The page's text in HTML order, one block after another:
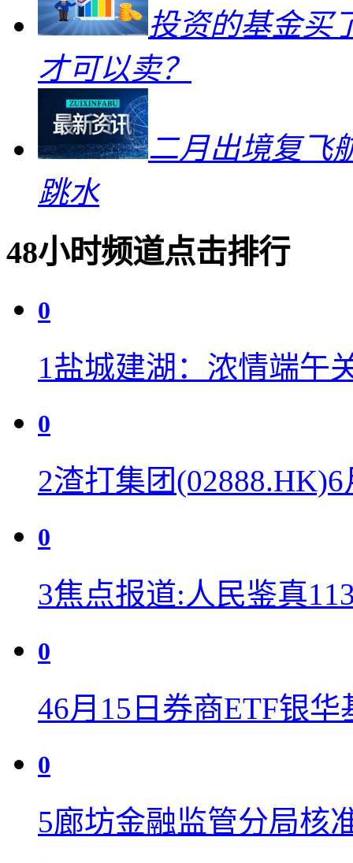
投资的基金买
才可以卖？
二月出境复飞
跳水
48小时频道点击排行
0
1盐城建湖：浓情端午
0
2渣打集团
0
3焦点报道:人民鉴真
0
46月15日券商ETF银
0
5廊坊金融监管分局核